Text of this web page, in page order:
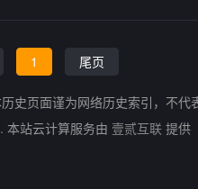
1 尾页
史页面谨为网络历史索引，不代
本站云计算服务由 壹贰互联 提供